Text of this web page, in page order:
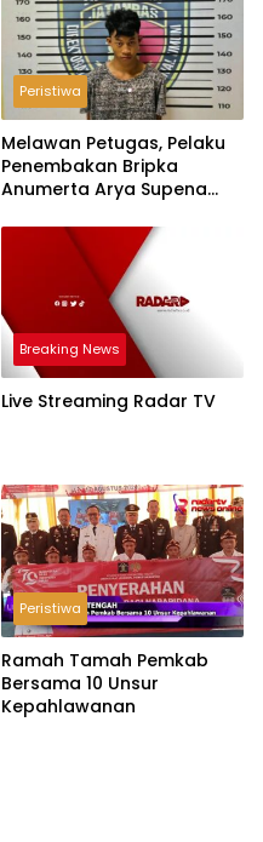
Peristiwa
Melawan Petugas, Pelaku
Penembakan Bripka
Anumerta Arya Supena
Hantu
Breaking News
Live Streaming Radar TV
Peristiwa
Ramah Tamah Pemkab
Bersama 10 Unsur
Kepahlawanan